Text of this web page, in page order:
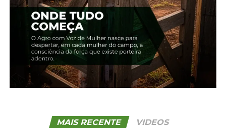
O cereal deverá ser empacotado em embalagem
de 2kg padronizada, com a logomarca do governo
federal.
*Conab com edição
Compartilhe isso:
MAIS RECENTE VIDEOS